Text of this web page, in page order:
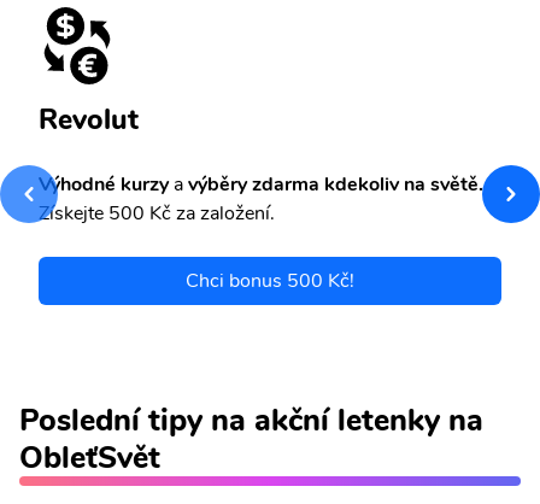
Revolut
Výhodné kurzyavýběry zdarma kdekoliv na světě.
Získejte 500 Kč za založení.
Chci bonus 500 Kč!
Poslední tipy na akční letenky na
ObleťSvět